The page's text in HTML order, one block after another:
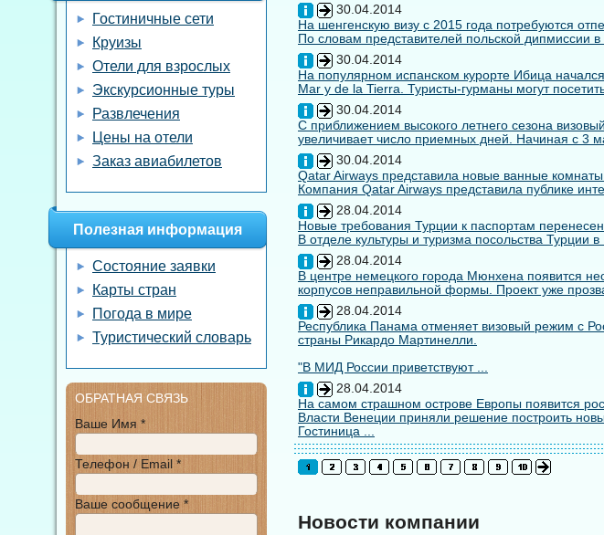
30.04.2014
На шенгенскую визу с 2015 года потребуются
По словам представителей польской дипмиссии
30.04.2014
На популярном испанском курорте Ибица
Mar y de la Tierra. Туристы-гурманы могут
30.04.2014
С приближением высокого летнего сезона
увеличивает число приемных дней. Начиная с 3
30.04.2014
Qatar Airways представила новые ванные
Компания Qatar Airways представила публике
28.04.2014
Новые требования Турции к паспортам
В отделе культуры и туризма посольства Турции
28.04.2014
В центре немецкого города Мюнхена появится
корпусов неправильной формы. Проект уже
28.04.2014
Республика Панама отменяет визовый режим с
страны Рикардо Мартинелли.
"В МИД России приветствуют ...
28.04.2014
На самом страшном острове Европы появится
Власти Венеции приняли решение построить
Гостиница ...
Новости компании
Гостиничные сети
Круизы
Отели для взрослых
Экскурсионные туры
Развлечения
Цены на отели
Заказ авиабилетов
Полезная информация
Состояние заявки
Карты стран
Погода в мире
Туристический словарь
ОБРАТНАЯ СВЯЗЬ
Ваше Имя *
Телефон / Email *
Ваше сообщение *